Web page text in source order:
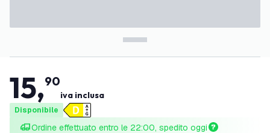
15,90
iva inclusa
Disponibile
Ordine effettuato entro le 22:00, spedito oggi